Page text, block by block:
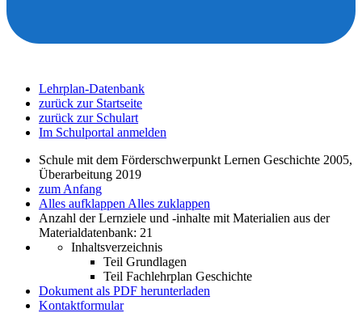
Lehrplan-Datenbank
zurück zur Startseite
zurück zur Schulart
Im Schulportal anmelden
Schule mit dem Förderschwerpunkt Lernen Geschichte 2005,
Überarbeitung 2019
zum Anfang
Alles aufklappen Alles zuklappen
Anzahl der Lernziele und -inhalte mit Materialien aus der
Materialdatenbank: 21
Inhaltsverzeichnis
Teil Grundlagen
Teil Fachlehrplan Geschichte
Dokument als PDF herunterladen
Kontaktformular